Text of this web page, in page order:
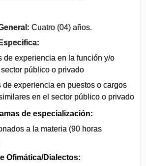
Cuatro (04) años.
de experiencia en la función y/o
público o privado
de experiencia en puestos o cargos
en el sector público o privado
de especialización:
a la materia (90 horas
Ofimática/Dialectos: